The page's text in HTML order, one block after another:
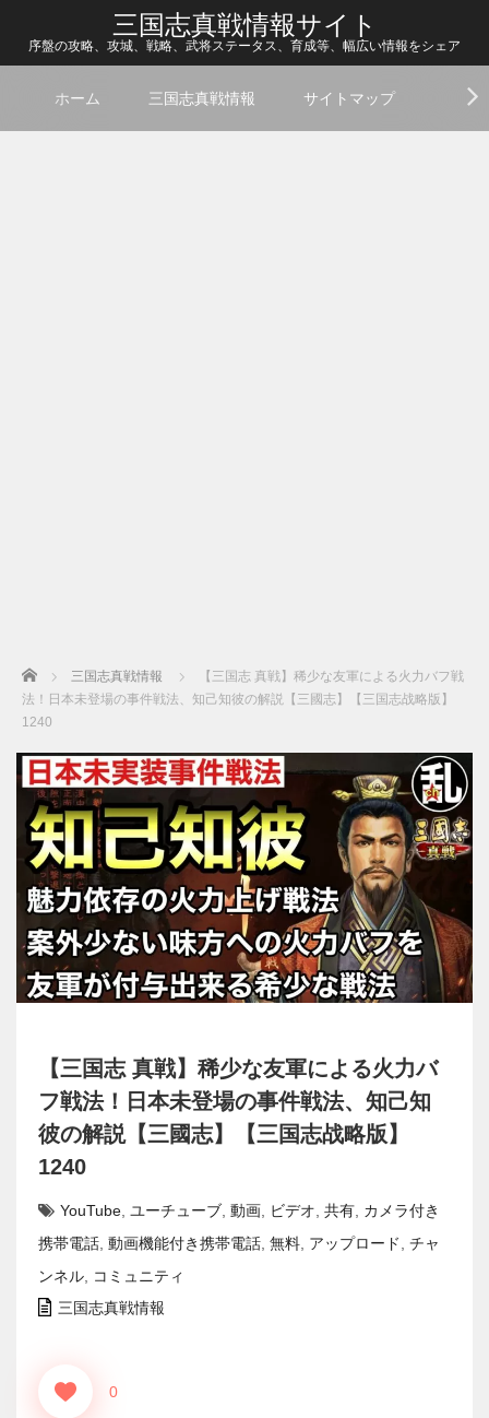
三国志真戦情報サイト
序盤の攻略、攻城、戦略、武将ステータス、育成等、幅広い情報をシェア
ホーム 三国志真戦情報 サイトマップ
Home 三国志真戦情報
【三国志 真戦】稀少な友軍による火力バフ戦
法！日本未登場の事件戦法、知己知彼の解説【三國志】【三国志战略版】
1240
【三国志 真戦】稀少な友軍による火力バ
フ戦法！日本未登場の事件戦法、知己知
彼の解説【三國志】【三国志战略版】
1240
YouTube ユーチューブ 動画 ビデオ 共有 カメラ付き
携帯電話 動画機能付き携帯電話 無料 アップロード
チャ
ンネル
コミュニティ
三国志真戦情報
0